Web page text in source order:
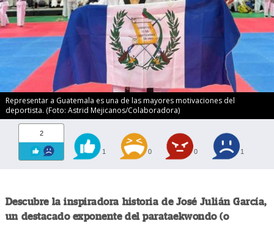
Representar a Guatemala es una de las mayores motivaciones del
deportista. (Foto: Astrid Mejicanos/Colaboradora)
2
1 0 0 1
Descubre la inspiradora historia de José Julián García,
un destacado exponente del parataekwondo (o